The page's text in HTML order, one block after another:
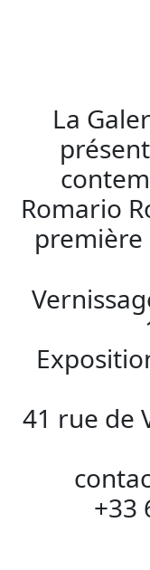
La
Romario
première
41 rue de
+33